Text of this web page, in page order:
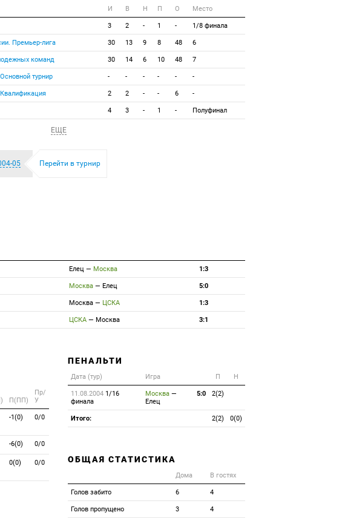
И В Н П О Место
3 2 - 1 - 1/8 финала
Премьер-лига 30 13 9 8 48 6
команд 30 14 6 10 48 7
турнир - - - - - -
2 2 - - 6 -
4 3 - 1 - Полуфинал
ЕЩЕ
05 Перейти в турнир
Елец — Москва 1:3
Москва — Елец 5:0
Москва — ЦСКА 1:3
ЦСКА — Москва 3:1
П(ПП)
Пр/
У
-1(0) 0/0
-6(0) 0/0
0(0) 0/0
ПЕНАЛЬТИ
Дата (тур) Игра П Н
11.08.20041/16
финала
Москва —
Елец
5:0 2(2)
Итого: 2(2) 0(0)
ОБЩАЯ СТАТИСТИКА
Дома В гостях
Голов забито 6 4
Голов пропущено 3 4